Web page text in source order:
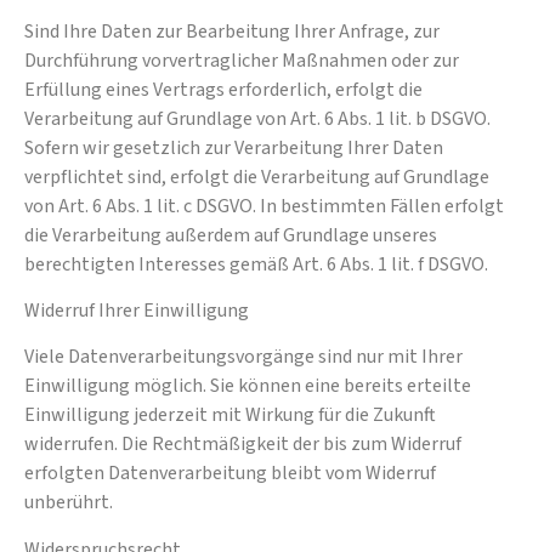
Sind Ihre Daten zur Bearbeitung Ihrer Anfrage, zur
Durchführung vorvertraglicher Maßnahmen oder zur
Erfüllung eines Vertrags erforderlich, erfolgt die
Verarbeitung auf Grundlage von Art. 6 Abs. 1 lit. b DSGVO.
Sofern wir gesetzlich zur Verarbeitung Ihrer Daten
verpflichtet sind, erfolgt die Verarbeitung auf Grundlage
von Art. 6 Abs. 1 lit. c DSGVO. In bestimmten Fällen erfolgt
die Verarbeitung außerdem auf Grundlage unseres
berechtigten Interesses gemäß Art. 6 Abs. 1 lit. f DSGVO.
Widerruf Ihrer Einwilligung
Viele Datenverarbeitungsvorgänge sind nur mit Ihrer
Einwilligung möglich. Sie können eine bereits erteilte
Einwilligung jederzeit mit Wirkung für die Zukunft
widerrufen. Die Rechtmäßigkeit der bis zum Widerruf
erfolgten Datenverarbeitung bleibt vom Widerruf
unberührt.